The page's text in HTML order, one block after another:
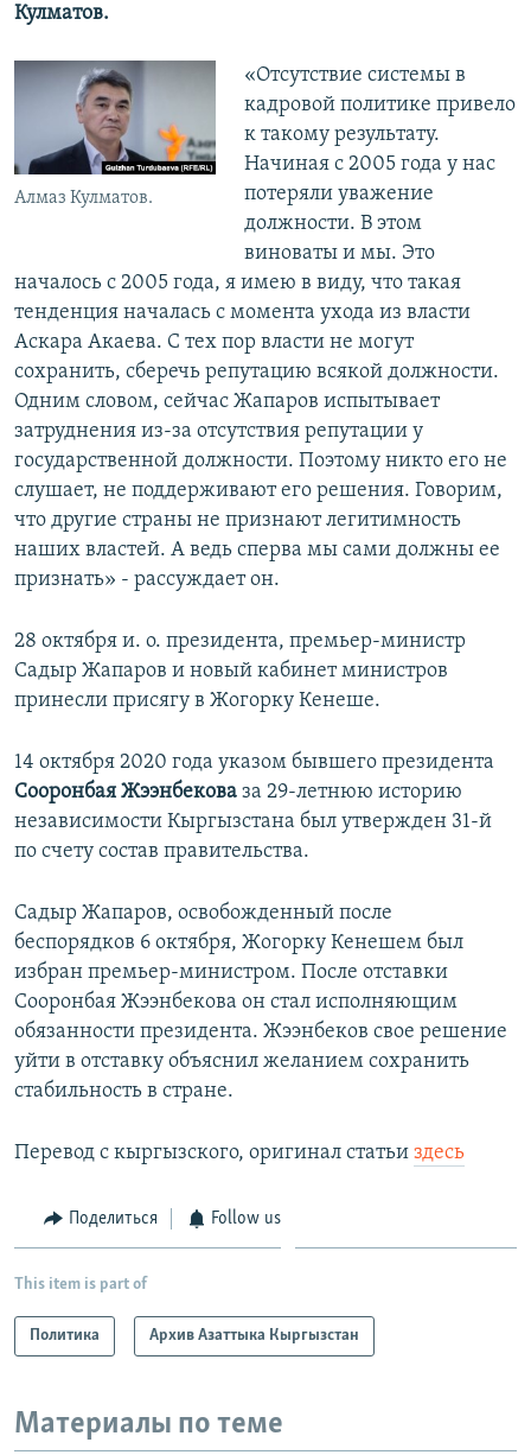
Кулматов.
Алмаз Кулматов.
«Отсутствие системы в
кадровой политике привело
к такому результату.
Начиная с 2005 года у нас
потеряли уважение
должности. В этом
виноваты и мы. Это
началось с 2005 года, я имею в виду, что такая
тенденция началась с момента ухода из власти
Аскара Акаева. С тех пор власти не могут
сохранить, сберечь репутацию всякой должности.
Одним словом, сейчас Жапаров испытывает
затруднения из-за отсутствия репутации у
государственной должности. Поэтому никто его не
слушает, не поддерживают его решения. Говорим,
что другие страны не признают легитимность
наших властей. А ведь сперва мы сами должны ее
признать» - рассуждает он.
28 октября и. о. президента, премьер-министр
Садыр Жапаров и новый кабинет министров
принесли присягу в Жогорку Кенеше.
14 октября 2020 года указом бывшего президента
Сооронбая Жээнбекова за 29-летнюю историю
независимости Кыргызстана был утвержден 31-й
по счету состав правительства.
Садыр Жапаров, освобожденный после
беспорядков 6 октября, Жогорку Кенешем был
избран премьер-министром. После отставки
Сооронбая Жээнбекова он стал исполняющим
обязанности президента. Жээнбеков свое решение
уйти в отставку объяснил желанием сохранить
стабильность в стране.
Перевод с кыргызского, оригинал статьи здесь
Поделиться Follow us
This item is part of
Политика Архив Азаттыка Кыргызстан
Материалы по теме